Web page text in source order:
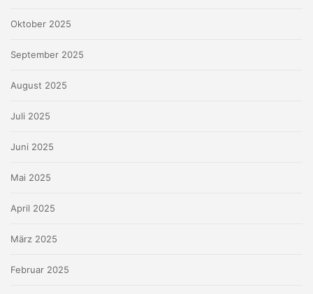
Oktober 2025
September 2025
August 2025
Juli 2025
Juni 2025
Mai 2025
April 2025
März 2025
Februar 2025